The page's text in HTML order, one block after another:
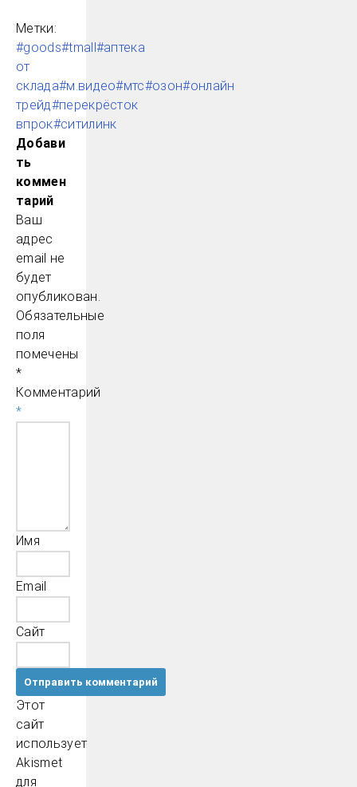
Метки:
#goods#tmall#аптека
от
склада#м.видео#мтс#озон#онлайн
трейд#перекрёсток
впрок#ситилинк
Добави
ть
коммен
тарий
Ваш
адрес
email не
будет
опубликован.
Обязательные
поля
помечены
*
Комментарий
*
Имя
Email
Сайт
Этот
сайт
использует
Akismet
для